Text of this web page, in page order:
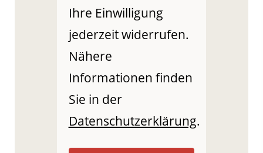
Ihre Einwilligung
jederzeit widerrufen.
Nähere
Informationen finden
Sie in der
Datenschutzerklärung.